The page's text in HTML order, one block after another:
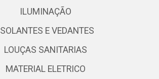
ILUMINAÇÃO
ISOLANTES E VEDANTES
LOUÇAS SANITARIAS
MATERIAL ELETRICO